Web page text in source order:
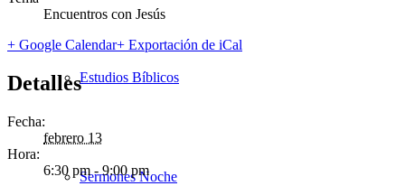
Estudios Bíblicos
Sermones Noche
Encuentros con Jesús
+ Google Calendar+ Exportación de iCal
Detalles
Fecha:
febrero 13
Hora:
6:30 pm - 9:00 pm